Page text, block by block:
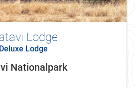
Lodge
Deluxe Lodge
Nationalpark